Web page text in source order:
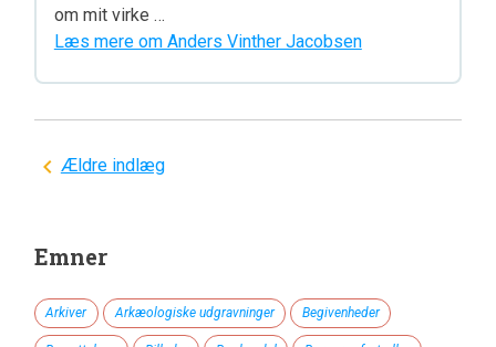
om mit virke …
Læs mere om Anders Vinther Jacobsen
Navigation
indlæg
Ældre indlæg
Emner
Arkiver Arkæologiske udgravninger Begivenheder